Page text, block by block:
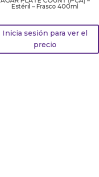
Estéril – Frasco 400ml
Inicia sesión para ver el
precio